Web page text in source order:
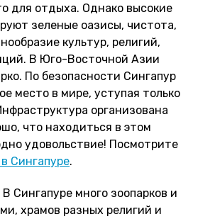
для отдыха. Однако высокие
зеленые оазисы, чистота,
культур, религий,
В Юго-Восточной Азии
По безопасности Сингапур
место в мире, уступая только
организована
что находиться в этом
удовольствие! Посмотрите
Сингапуре.
В Сингапуре много зоопарков и
храмов разных религий и